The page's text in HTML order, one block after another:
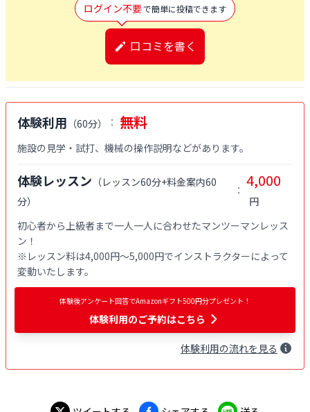
ログイン不要で簡単に投稿できます
口コミを書く
体験利用 （60分） ： 無料
施設の見学・試打、機械の操作説明などがあります。
体験レッスン （レッスン60分+料金案内60
分）
： 4,000
円
初心者から上級者まで一人一人に合わせたマンツーマンレッス
ン！
※レッスン料は4,000円〜5,000円でインストラクターによって
変動いたします。
体験後アンケート回答でAmazonギフト500円分プレゼント！
体験利用のご予約はこちら
体験利用の流れを見る